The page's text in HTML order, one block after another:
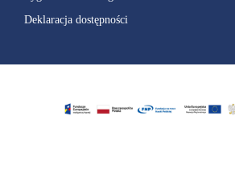
Deklaracja dostępności